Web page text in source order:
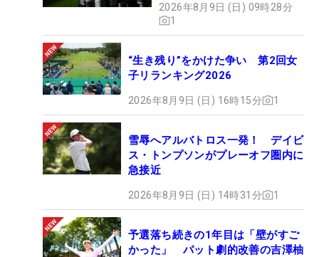
2026年8月9日 (日) 09時28分
1
“生き残り”をかけた争い 第2回女
子リランキング2026
2026年8月9日 (日) 16時15分 1
雪辱へアルバトロス一発！ デイビ
ス・トンプソンがプレーオフ圏内に
急接近
2026年8月9日 (日) 14時31分 1
予選落ち続きの1年目は「壁がすご
かった」 パット劇的改善の吉澤柚